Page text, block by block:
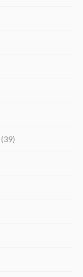
(39)